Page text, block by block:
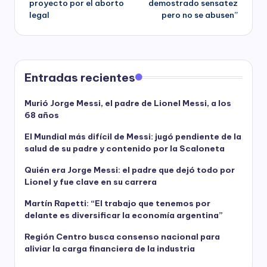
proyecto por el aborto
legal
demostrado sensatez
pero no se abusen”
Entradas recientes
Murió Jorge Messi, el padre de Lionel Messi, a los
68 años
El Mundial más difícil de Messi: jugó pendiente de la
salud de su padre y contenido por la Scaloneta
Quién era Jorge Messi: el padre que dejó todo por
Lionel y fue clave en su carrera
Martín Rapetti: “El trabajo que tenemos por
delante es diversificar la economía argentina”
Región Centro busca consenso nacional para
aliviar la carga financiera de la industria